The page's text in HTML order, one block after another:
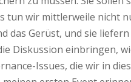
tun wir mittlerweile nicht
das Gerüst, und sie
Diskussion einbringen,
Issues, die wir in